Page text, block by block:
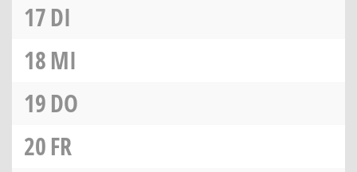
17DI
18MI
19DO
20FR